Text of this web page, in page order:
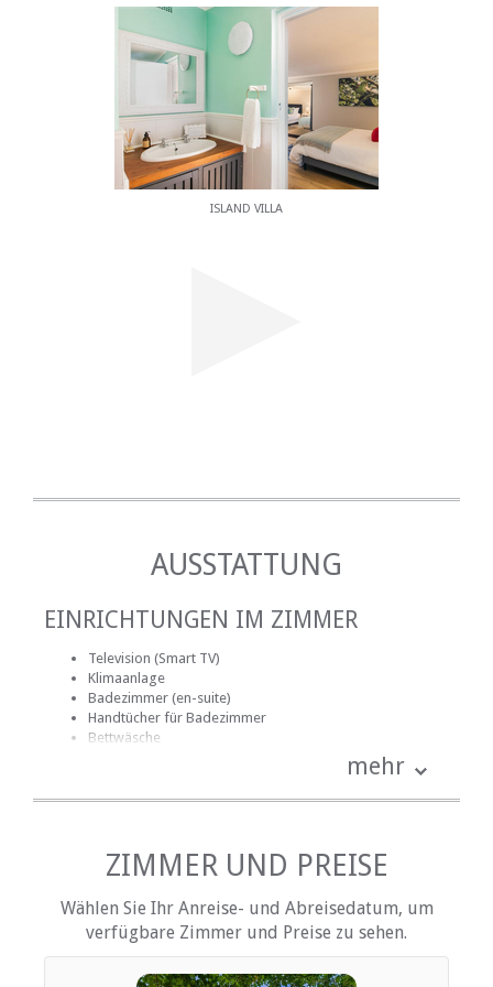
ISLAND VILLA
AUSSTATTUNG
EINRICHTUNGEN IM ZIMMER
Television (Smart TV)
Klimaanlage
Badezimmer (en-suite)
Handtücher für Badezimmer
Bettwäsche
Internetverbindung (drahtlos)
Terrasse / Veranda / Balkon
Rauchen: nicht erlaubt
EINRICHTUNGEN AUF DEM GELÄNDE
mehr
ZIMMER UND PREISE
Wählen Sie Ihr Anreise- und Abreisedatum, um
verfügbare Zimmer und Preise zu sehen.